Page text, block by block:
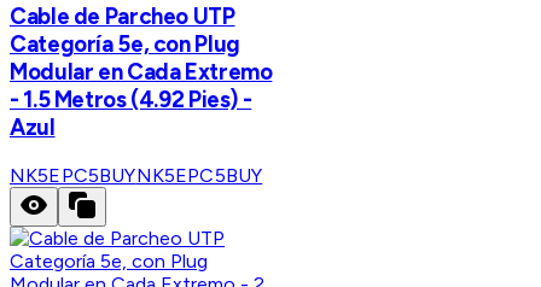
Cable de Parcheo UTP
Categoría 5e, con Plug
Modular en Cada Extremo
- 1.5 Metros (4.92 Pies) -
Azul
NK5EPC5BUYNK5EPC5BUY